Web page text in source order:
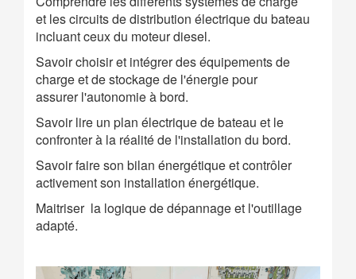
et les circuits de distribution électrique du bateau
incluant ceux du moteur diesel.
Savoir choisir et intégrer des équipements de
charge et de stockage de l'énergie pour
assurer l'autonomie à bord.
Savoir lire un plan électrique de bateau et le
confronter à la réalité de l'installation du bord.
Savoir faire son bilan énergétique et contrôler
activement son installation énergétique.
Maitriser la logique de dépannage et l'outillage
adapté.